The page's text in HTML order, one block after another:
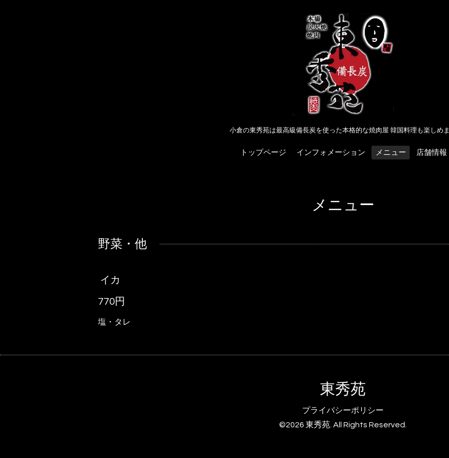
小倉の東秀苑は最高級備長炭を使った本格的な焼肉屋 韓国料理も楽しめ
トップページ インフォメーション メニュー 店舗情報
メニュー
野菜・他
イカ
770円
塩・タレ
東秀苑
プライバシーポリシー
©2026 東秀苑 . All Rights Reserved.